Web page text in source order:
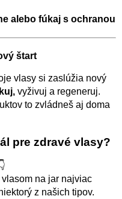
alebo fúkaj s ochranou
štart
vlasy si zaslúžia nový
vyživuj a regeneruj.
to zvládneš aj doma
pre zdravé vlasy?
na jar najviac
z našich tipov.